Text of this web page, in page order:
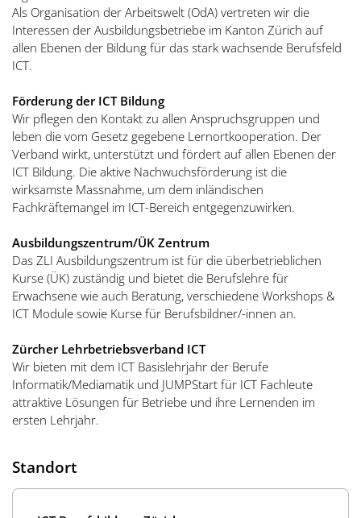
Als Organisation der Arbeitswelt (OdA) vertreten wir die
Interessen der Ausbildungsbetriebe im Kanton Zürich auf
allen Ebenen der Bildung für das stark wachsende Berufsfeld
ICT.
Förderung der ICT Bildung
Wir pflegen den Kontakt zu allen Anspruchsgruppen und
leben die vom Gesetz gegebene Lernortkooperation. Der
Verband wirkt, unterstützt und fördert auf allen Ebenen der
ICT Bildung. Die aktive Nachwuchsförderung ist die
wirksamste Massnahme, um dem inländischen
Fachkräftemangel im ICT-Bereich entgegenzuwirken.
Ausbildungszentrum/ÜK Zentrum
Das ZLI Ausbildungszentrum ist für die überbetrieblichen
Kurse (ÜK) zuständig und bietet die Berufslehre für
Erwachsene wie auch Beratung, verschiedene Workshops &
ICT Module sowie Kurse für Berufsbildner/-innen an.
Zürcher Lehrbetriebsverband ICT
Wir bieten mit dem ICT Basislehrjahr der Berufe
Informatik/Mediamatik und JUMPStart für ICT Fachleute
attraktive Lösungen für Betriebe und ihre Lernenden im
ersten Lehrjahr.
Standort